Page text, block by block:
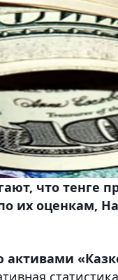
что тенге
их оценкам,
активами